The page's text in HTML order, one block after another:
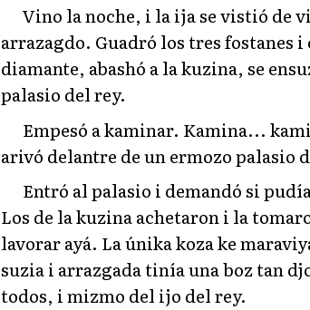
Vino la noche, i la ija se vistió de
arrazagdo. Guadró los tres fostanes
diamante, abashó a la kuzina, se
palasio del rey.
Empesó a kaminar. Kamina...
arivó delantre de un ermozo palasio
Entró al palasio i demandó si
Los de la kuzina achetaron i la
lavorar ayá. La únika koza ke
suzia i arrazgada tinía una boz tan
todos, i mizmo del ijo del rey.